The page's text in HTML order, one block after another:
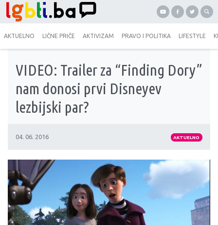
AKTUELNO LIČNE PRIČE AKTIVIZAM PRAVO I POLITIKA LIFESTYLE
VIDEO: Trailer za “Finding Dory”
nam donosi prvi Disneyev
lezbijski par?
04. 06. 2016 AKTUELNO